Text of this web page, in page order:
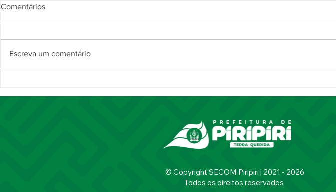
Comentários
Escreva um comentário
© Copyright SECOM Piripiri | 2021 - 2026
Todos os direitos reservados